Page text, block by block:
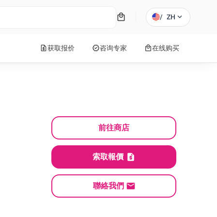
local_mall / ZH expand_more
request_quote获取报价 verified咨询专家 local_mall在线购买
前往商店
索取報價
聯絡我們